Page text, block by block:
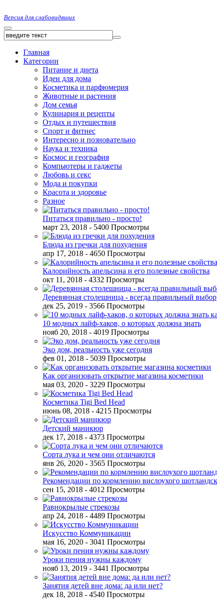
Версия для слабовидящих
Главная
Категории
Питание и диета
Идеи для дома
Косметика и парфюмерия
Животные и растения
Дом семья
Кулинария и рецепты
Отдых и путешествия
Спорт и фитнес
Интересно и позновательно
Наука и техника
Космос и география
Компьютеры и гаджеты
Любовь и секс
Мода и покупки
Красота и здоровье
Разное
Питаться правильно - просто!
март 23, 2018 - 5400 Просмотры
Блюда из гречки для похудения
апр 17, 2018 - 4650 Просмотры
Калорийность апельсина и его полезные свойства
окт 11, 2018 - 4332 Просмотры
Деревянная столешница - всегда правильный выбор
дек 25, 2019 - 3566 Просмотры
10 модных лайф-хаков, о которых должна знать
нояб 20, 2018 - 4019 Просмотры
Эко дом, реальность уже сегодня
фев 01, 2018 - 5039 Просмотры
Как организовать открытие магазина косметики
мая 03, 2020 - 3229 Просмотры
Косметика Tigi Bed Head
июнь 08, 2018 - 4215 Просмотры
Детский маникюр
дек 17, 2018 - 4373 Просмотры
Сорта лука и чем они отличаются
янв 26, 2020 - 3565 Просмотры
Рекомендации по кормлению вислоухого
сен 15, 2018 - 4012 Просмотры
Равнокрылые стрекозы
апр 24, 2018 - 4489 Просмотры
Искусство Коммуникации
мая 16, 2020 - 3041 Просмотры
Уроки пения нужны каждому
нояб 13, 2019 - 3441 Просмотры
Занятия детей вне дома: да или нет?
дек 18, 2018 - 4540 Просмотры